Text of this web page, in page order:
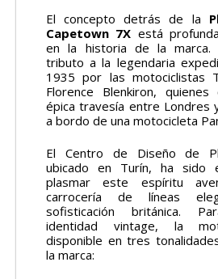
El concepto detrás de la
Capetown 7X está
en la historia de la marca.
tributo a la legendaria
1935 por las motociclistas
Florence Blenkiron, quienes
épica travesía entre Londres
a bordo de una motocicleta
El Centro de Diseño de
ubicado en Turín, ha sido
plasmar este espíritu
carrocería de líneas
sofisticación británica.
identidad vintage, la
disponible en tres
la marca: